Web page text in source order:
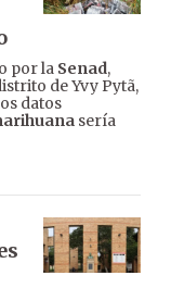
por la Senad,
de Yvy Pytã,
datos
sería